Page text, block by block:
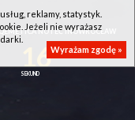
NOTEĆ INOWROCŁAW
15
reklamy, statystyk.
Jeżeli nie wyrażasz
Wyrażam zgodę »